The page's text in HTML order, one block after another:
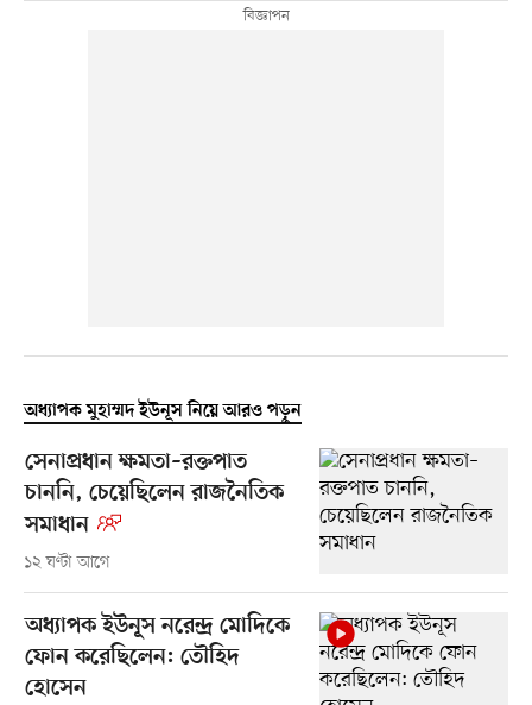
অধ্যাপক মুহাম্মদ ইউনূস নিয়ে আরও পড়ুন
সেনাপ্রধান ক্ষমতা–রক্তপাত
চাননি, চেয়েছিলেন রাজনৈতিক
সমাধান
১২ ঘণ্টা আগে
অধ্যাপক ইউনূস নরেন্দ্র মোদিকে
ফোন করেছিলেন: তৌহিদ
হোসেন